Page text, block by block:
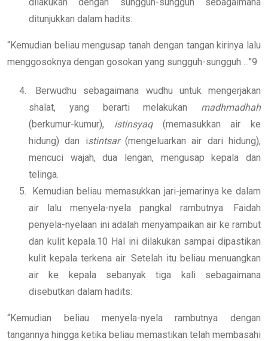
ditunjukkan dalam hadits:
“Kemudian beliau mengusap tanah dengan tangan kirinya lalu
menggosoknya dengan gosokan yang sungguh-sungguh….”9
Berwudhu sebagaimana wudhu untuk mengerjakan
shalat, yang berarti melakukan madhmadhah
(berkumur-kumur), istinsyaq(memasukkan air ke
hidung) dan istintsar(mengeluarkan air dari hidung),
mencuci wajah, dua lengan, mengusap kepala dan
telinga.
Kemudian beliau memasukkan jari-jemarinya ke dalam
air lalu menyela-nyela pangkal rambutnya. Faidah
penyela-nyelaan ini adalah menyampaikan air ke rambut
dan kulit kepala.10 Hal ini dilakukan sampai dipastikan
kulit kepala terkena air. Setelah itu beliau menuangkan
air ke kepala sebanyak tiga kali sebagaimana
disebutkan dalam hadits:
“Kemudian beliau menyela-nyela rambutnya dengan
tangannya hingga ketika beliau memastikan telah membasahi